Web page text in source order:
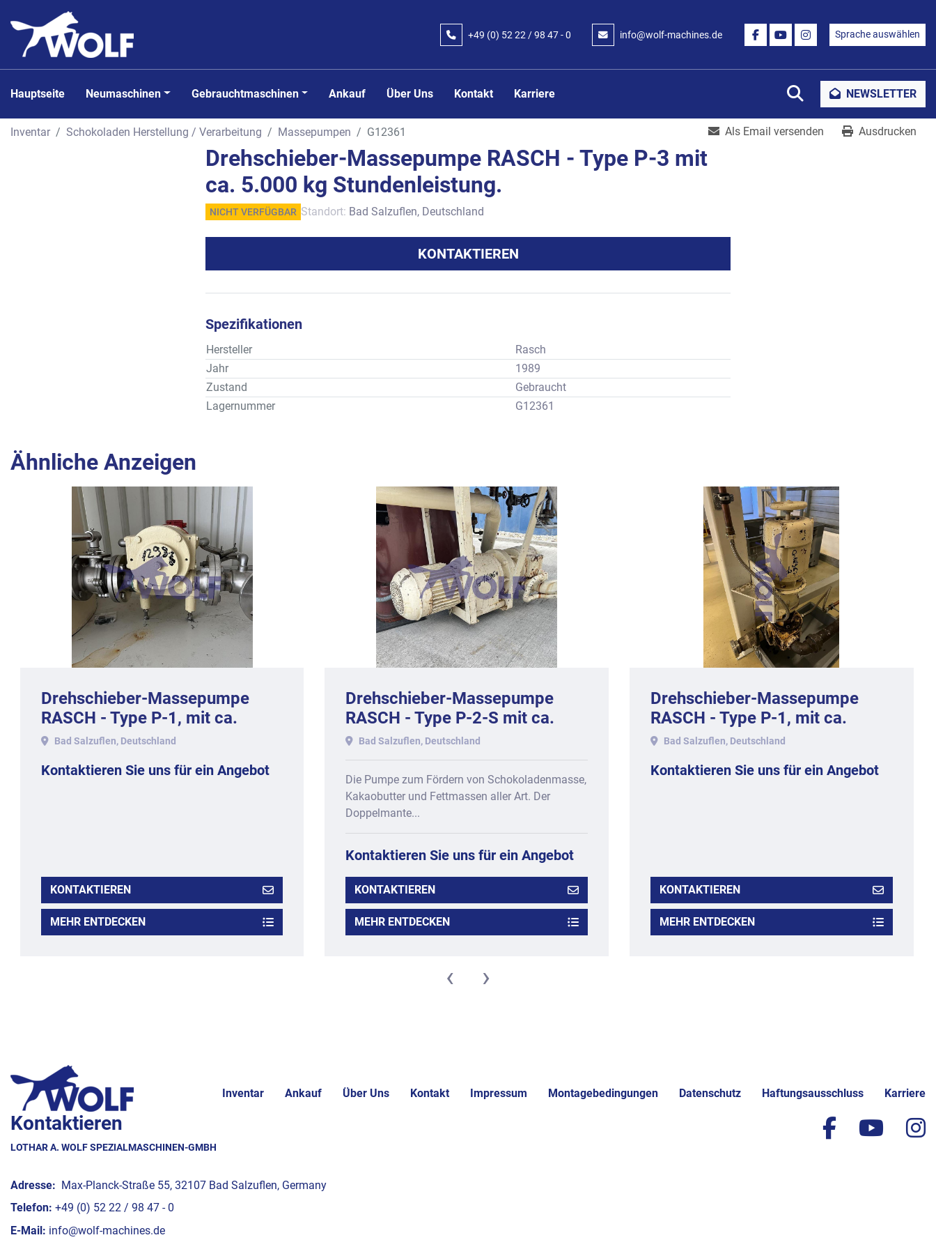
+49 (0) 52 22 / 98 47 - 0 info@wolf-machines.de
FACEBOOK
YOUTUBEINSTAGRAM
Sprache auswählen
Hauptseite Neumaschinen Gebrauchtmaschinen Ankauf Über Uns Kontakt Karriere SucheNEWSLETTER
Inventar Schokoladen Herstellung / Verarbeitung Massepumpen G12361 Als Email versenden Ausdrucken
Drehschieber-Massepumpe RASCH - Type P-3 mit
ca. 5.000 kg Stundenleistung.
NICHT VERFÜGBAR Standort: Bad Salzuflen, Deutschland
KONTAKTIEREN
Spezifikationen
Hersteller
Rasch
Jahr
1989
Zustand
Gebraucht
Lagernummer
G12361
Ähnliche Anzeigen
Drehschieber-Massepumpe
RASCH - Type P-1, mit ca.
1.000 kg Stundenleistung.
Bad Salzuflen, Deutschland
Kontaktieren Sie uns für ein Angebot
KONTAKTIEREN
MEHR ENTDECKEN
Drehschieber-Massepumpe
RASCH - Type P-2-S mit ca.
2.500 kg Stundenleistung.
Bad Salzuflen, Deutschland
Die Pumpe zum Fördern von Schokoladenmasse,
Kakaobutter und Fettmassen aller Art. Der
Doppelmante...
Kontaktieren Sie uns für ein Angebot
KONTAKTIEREN
MEHR ENTDECKEN
Drehschieber-Massepumpe
RASCH - Type P-1, mit ca.
1.000 kg Stundenleistung.
Bad Salzuflen, Deutschland
Kontaktieren Sie uns für ein Angebot
KONTAKTIEREN
MEHR ENTDECKEN
‹ ›
Inventar Ankauf Über Uns Kontakt Impressum Montagebedingungen Datenschutz Haftungsausschluss Karriere
Kontaktieren
LOTHAR A. WOLF SPEZIALMASCHINEN-GMBH
Adresse: Max-Planck-Straße 55, 32107 Bad Salzuflen, Germany
Telefon: +49 (0) 52 22 / 98 47 - 0
E-Mail: info@wolf-machines.de
facebook